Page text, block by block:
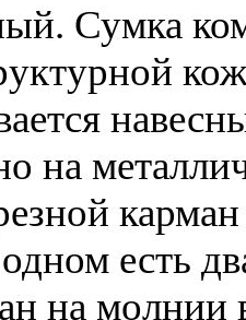
Сумка
на
есть
на молнии